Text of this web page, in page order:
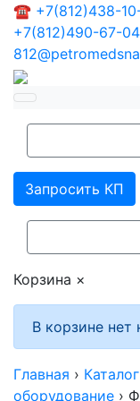
☎ +7(812)438-
+7(812)490-67-04
Запросить КП
Корзина ×
В корзине нет
Главная › Каталог
оборудование ›